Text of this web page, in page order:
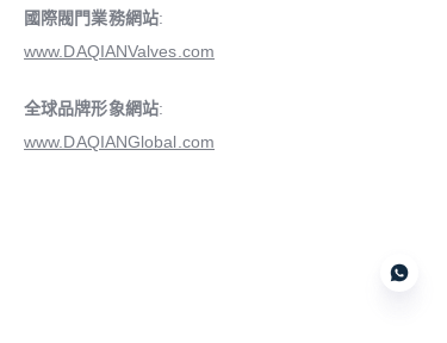
國際閥門業務網站:
www.DAQIANValves.com
全球品牌形象網站:
www.DAQIANGlobal.com